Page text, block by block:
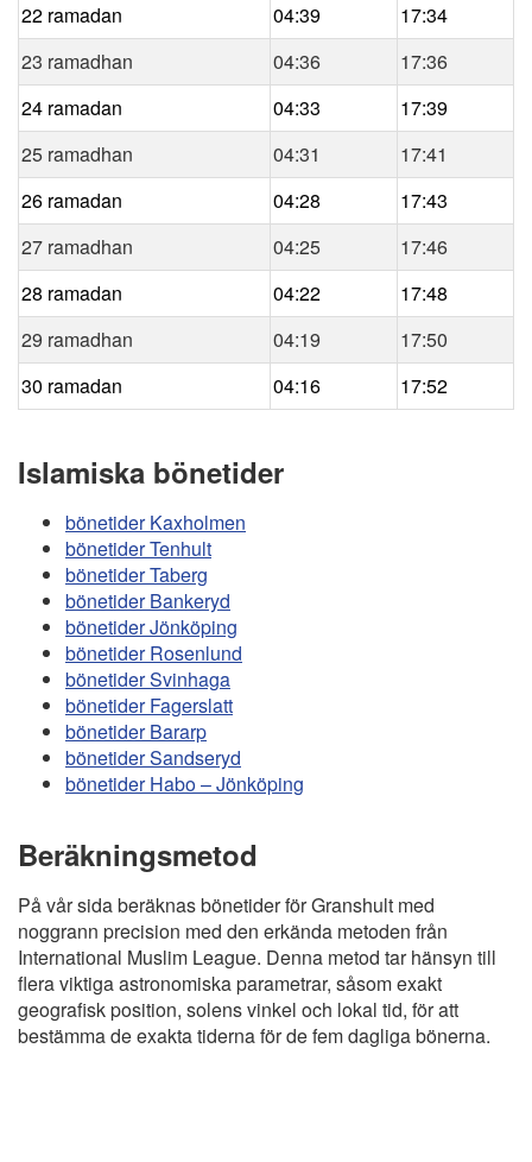
22 ramadan
04:39
17:34
23 ramadhan
04:36
17:36
24 ramadan
04:33
17:39
25 ramadhan
04:31
17:41
26 ramadan
04:28
17:43
27 ramadhan
04:25
17:46
28 ramadan
04:22
17:48
29 ramadhan
04:19
17:50
30 ramadan
04:16 17:52
Islamiska bönetider
bönetider Kaxholmen
bönetider Tenhult
bönetider Taberg
bönetider Bankeryd
bönetider Jönköping
bönetider Rosenlund
bönetider Svinhaga
bönetider Fagerslatt
bönetider Bararp
bönetider Sandseryd
bönetider Habo – Jönköping
Beräkningsmetod
På vår sida beräknas bönetider för Granshult med
noggrann precision med den erkända metoden från
International Muslim League. Denna metod tar hänsyn till
flera viktiga astronomiska parametrar, såsom exakt
geografisk position, solens vinkel och lokal tid, för att
bestämma de exakta tiderna för de fem dagliga bönerna.